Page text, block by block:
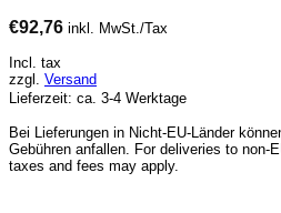
€92,76 inkl. MwSt./Tax
Incl. tax
zzgl. Versand
Lieferzeit: ca. 3-4 Werktage
Bei Lieferungen in Nicht-EU-Länder
Gebühren anfallen. For deliveries to non-
taxes and fees may apply.